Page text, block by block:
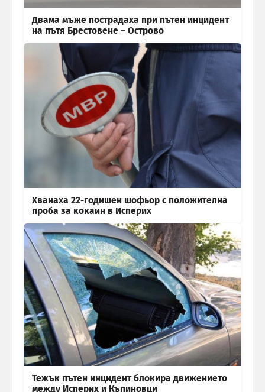
Двама мъже пострадаха при пътен инцидент
на пътя Брестовене – Острово
Хванаха 22-годишен шофьор с положителна
проба за кокаин в Исперих
Тежък пътен инцидент блокира движението
между Исперих и Къпиновци